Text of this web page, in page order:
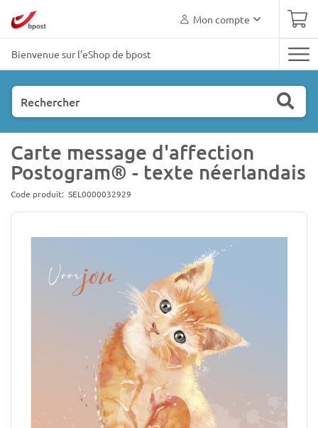
principal
Mon compte
Bienvenue sur l'eShop de bpost
Zoeken
Carte message d'affection
Postogram® - texte néerlandais
Code produit SEL0000032929